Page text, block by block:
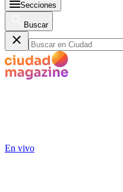
Secciones
Buscar
En vivo